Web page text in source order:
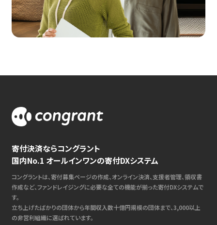
寄付決済ならコングラント
国内No.1 オールインワンの寄付DXシステム
コングラントは、寄付募集ページの作成、オンライン決済、支援者管理、領収書
作成など、ファンドレイジングに必要な全ての機能が揃った寄付DXシステムで
す。
立ち上げたばかりの団体から年間収入数十億円規模の団体まで、3,000以上
の非営利組織に選ばれています。